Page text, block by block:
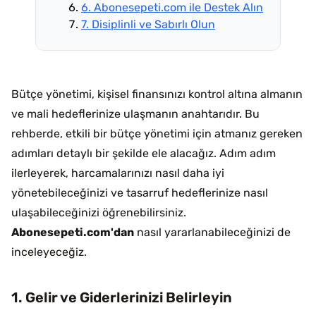
6. Abonesepeti.com ile Destek Alın
7. Disiplinli ve Sabırlı Olun
Bütçe yönetimi, kişisel finansınızı kontrol altına almanın
ve mali hedeflerinize ulaşmanın anahtarıdır. Bu
rehberde, etkili bir bütçe yönetimi için atmanız gereken
adımları detaylı bir şekilde ele alacağız. Adım adım
ilerleyerek, harcamalarınızı nasıl daha iyi
yönetebileceğinizi ve tasarruf hedeflerinize nasıl
ulaşabileceğinizi öğrenebilirsiniz.
Abonesepeti.com'dan nasıl yararlanabileceğinizi de
inceleyeceğiz.
1. Gelir ve Giderlerinizi Belirleyin